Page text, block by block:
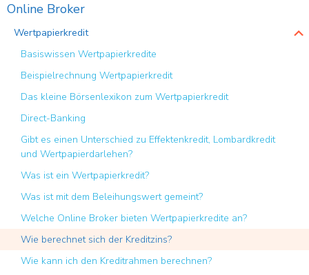
Online Broker
Wertpapierkredit
Basiswissen Wertpapierkredite
Beispielrechnung Wertpapierkredit
Das kleine Börsenlexikon zum Wertpapierkredit
Direct-Banking
Gibt es einen Unterschied zu Effektenkredit, Lombardkredit
und Wertpapierdarlehen?
Was ist ein Wertpapierkredit?
Was ist mit dem Beleihungswert gemeint?
Welche Online Broker bieten Wertpapierkredite an?
Wie berechnet sich der Kreditzins?
Wie kann ich den Kreditrahmen berechnen?